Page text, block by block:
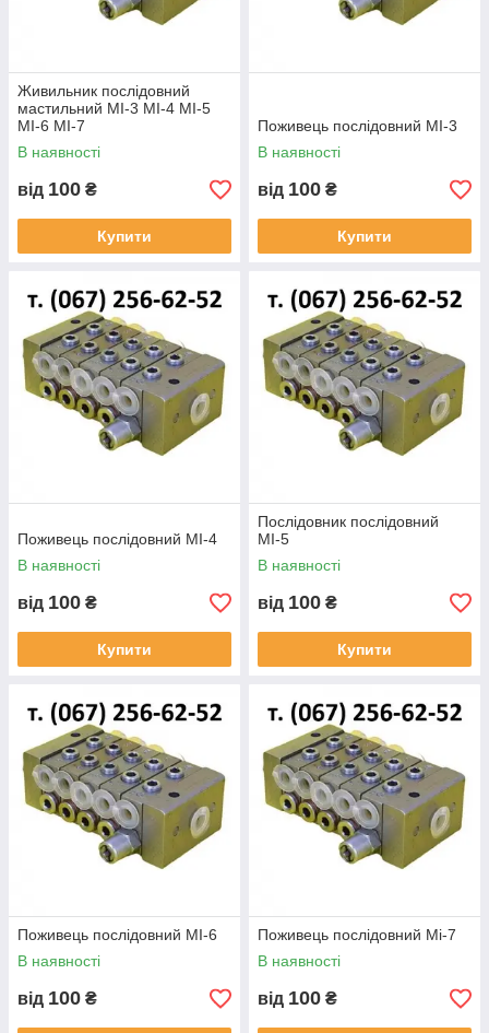
Живильник послідовний
мастильний МІ-3 МІ-4 МІ-5
МІ-6 МІ-7
В наявності
від 100 ₴
Купити
Поживець послідовний МІ-3
В наявності
від 100 ₴
Купити
Поживець послідовний МІ-4
В наявності
від 100 ₴
Купити
Послідовник послідовний
МІ-5
В наявності
від 100 ₴
Купити
Поживець послідовний МІ-6
В наявності
від 100 ₴
Поживець послідовний Mi-7
В наявності
від 100 ₴